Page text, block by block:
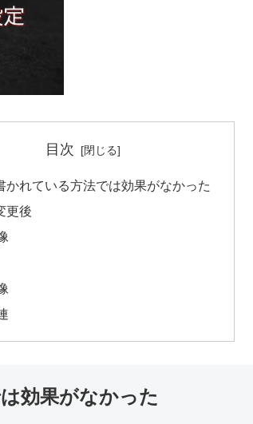
目次
かれている方法では効果がなかった
更後
効果がなかった